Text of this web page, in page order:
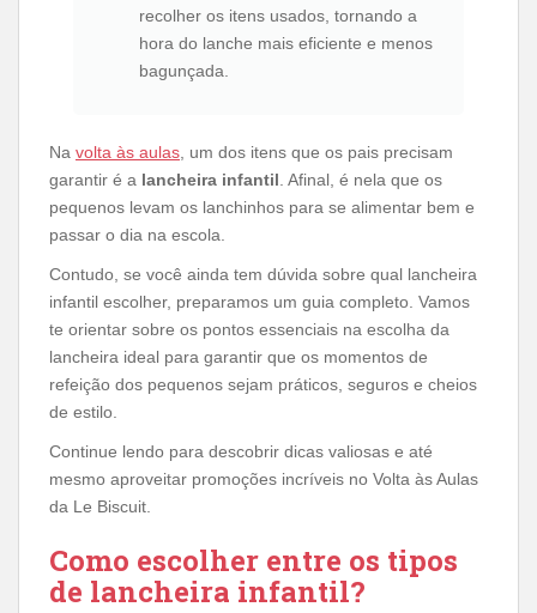
recolher os itens usados, tornando a
hora do lanche mais eficiente e menos
bagunçada.
Na volta às aulas, um dos itens que os pais precisam
garantir é a lancheira infantil. Afinal, é nela que os
pequenos levam os lanchinhos para se alimentar bem e
passar o dia na escola.
Contudo, se você ainda tem dúvida sobre qual lancheira
infantil escolher, preparamos um guia completo. Vamos
te orientar sobre os pontos essenciais na escolha da
lancheira ideal para garantir que os momentos de
refeição dos pequenos sejam práticos, seguros e cheios
de estilo.
Continue lendo para descobrir dicas valiosas e até
mesmo aproveitar promoções incríveis no Volta às Aulas
da Le Biscuit.
Como escolher entre os tipos
de lancheira infantil?